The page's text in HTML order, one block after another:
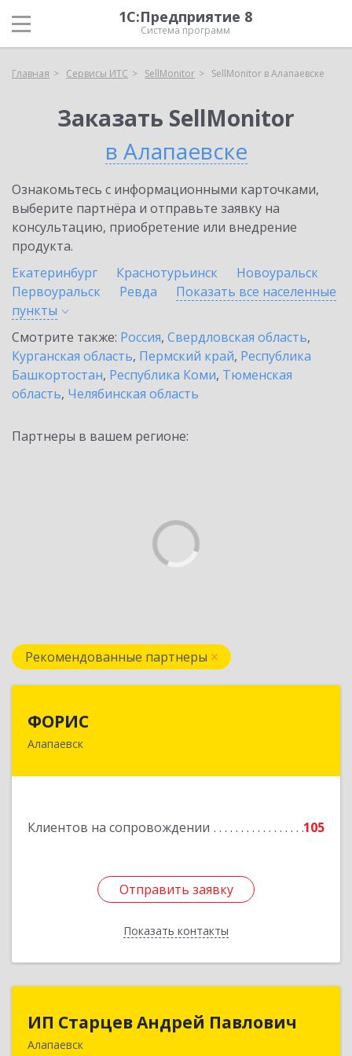
1С:Предприятие 8
Система программ
Главная Сервисы ИТС SellMonitor SellMonitor в Алапаевске
Заказать SellMonitor
в Алапаевске
Ознакомьтесь с информационными карточками,
выберите партнёра и отправьте заявку на
консультацию, приобретение или внедрение
продукта.
Екатеринбург
Краснотурьинск
Новоуральск
Первоуральск
Ревда
Показать все населенные
пункты
Смотрите также: Россия, Свердловская область,
Курганская область, Пермский край, Республика
Башкортостан, Республика Коми, Тюменская
область, Челябинская область
Партнеры в вашем регионе:
Рекомендованные партнеры
ФОРИС
Алапаевск
Клиентов на сопровождении 105
Отправить заявку
Показать контакты
624601, Свердловская обл, Алапаевск г, Ленина
Отправить заявку
Назад
ИП Старцев Андрей Павлович
Алапаевск
ИП Старцев Андрей Павлович
624601, Свердловская обл, Алапаевск г,